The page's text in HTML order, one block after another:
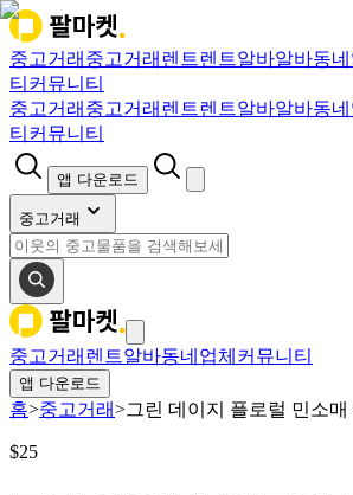
중고거래 중고거래 렌트렌트알바알바동네
티 커뮤니티
중고거래 중고거래 렌트렌트알바알바동네
티 커뮤니티
앱 다운로드
중고거래
중고거래 렌트알바동네업체 커뮤니티
앱 다운로드
홈>중고거래>그린 데이지 플로럴 민소매
$25